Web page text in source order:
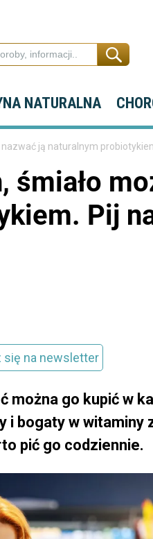
NATURALNA
nazwać ją naturalnym
śmiało
Pij
się na newsletter
można go kupić w
i bogaty w witaminy
pić go codziennie.